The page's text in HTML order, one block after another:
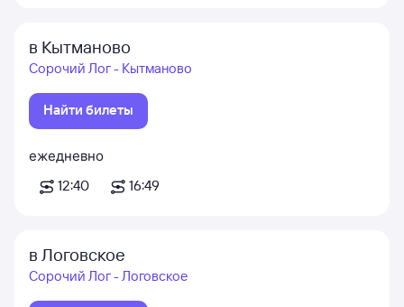
в Кытманово
Сорочий Лог - Кытманово
Найти билеты
ежедневно
12:40
16:49
в Логовское
Сорочий Лог - Логовское